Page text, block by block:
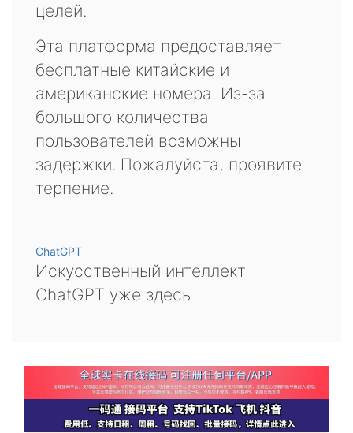
целей.
Эта платформа предоставляет
бесплатные китайские и
американские номера. Из-за
большого количества
пользователей возможны
задержки. Пожалуйста, проявите
терпение.
ChatGPT
Искусственный интеллект
ChatGPT уже здесь